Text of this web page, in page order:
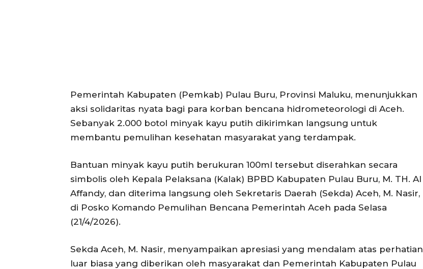
Pemerintah Kabupaten (Pemkab) Pulau Buru, Provinsi Maluku, menunjukkan
aksi solidaritas nyata bagi para korban bencana hidrometeorologi di Aceh.
Sebanyak 2.000 botol minyak kayu putih dikirimkan langsung untuk
membantu pemulihan kesehatan masyarakat yang terdampak.
Bantuan minyak kayu putih berukuran 100ml tersebut diserahkan secara
simbolis oleh Kepala Pelaksana (Kalak) BPBD Kabupaten Pulau Buru, M. TH. Al
Affandy, dan diterima langsung oleh Sekretaris Daerah (Sekda) Aceh, M. Nasir,
di Posko Komando Pemulihan Bencana Pemerintah Aceh pada Selasa
(21/4/2026).
Sekda Aceh, M. Nasir, menyampaikan apresiasi yang mendalam atas perhatian
luar biasa yang diberikan oleh masyarakat dan Pemerintah Kabupaten Pulau